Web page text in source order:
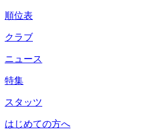
順位表
クラブ
ニュース
特集
スタッツ
はじめての方へ